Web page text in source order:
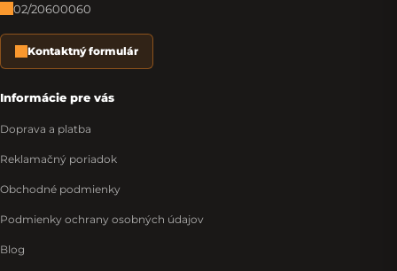
02/20600060
Kontaktný formulár
Informácie pre vás
Doprava a platba
Reklamačný poriadok
Obchodné podmienky
Podmienky ochrany osobných údajov
Blog